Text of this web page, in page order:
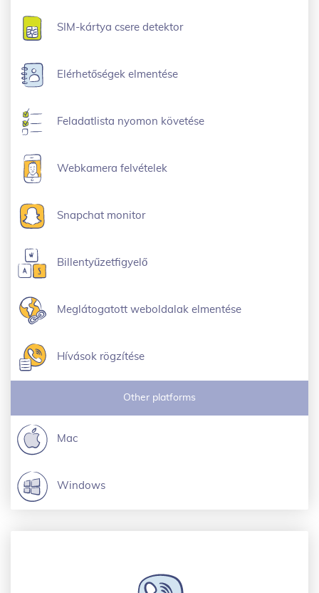
SIM-kártya csere detektor
Elérhetőségek elmentése
Feladatlista nyomon követése
Webkamera felvételek
Snapchat monitor
Billentyűzetfigyelő
Meglátogatott weboldalak elmentése
Hívások rögzítése
Other platforms
Mac
Windows